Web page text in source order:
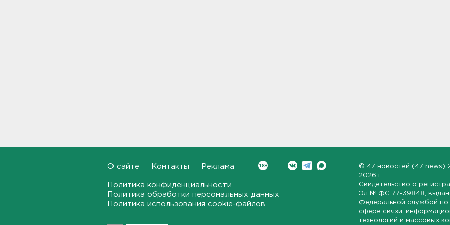
Полкило мефедрона нашли
О сайте Контакты Реклама
Политика конфиденциальности
Политика обработки персональных данных
Политика использования cookie-файлов
© 47 новостей (47 news)
2026 г.
Свидетельство о
Эл № ФС 77-39848 ,
Федеральной службой по
сфере связи,
технологий и массовых